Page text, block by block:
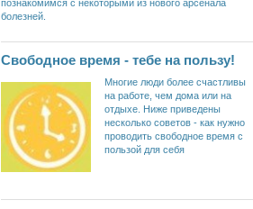
познакомимся с некоторыми из нового арсенала
болезней.
Свободное время - тебе на пользу!
Многие люди более счастливы
на работе, чем дома или на
отдыхе. Ниже приведены
несколько советов - как нужно
проводить свободное время с
пользой для себя